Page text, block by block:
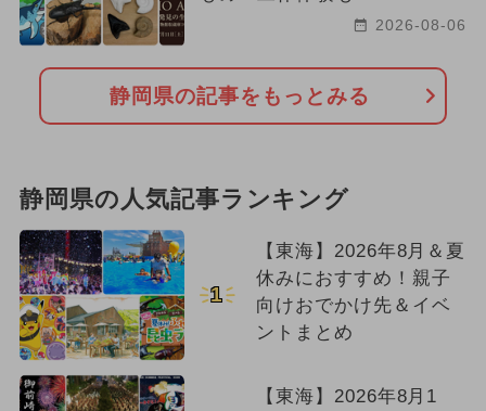
2026-08-06
静岡県の記事をもっとみる
静岡県の人気記事ランキング
1
【東海】2026年8月＆夏
休みにおすすめ！親子
向けおでかけ先＆イベ
ントまとめ
【東海】2026年8月1